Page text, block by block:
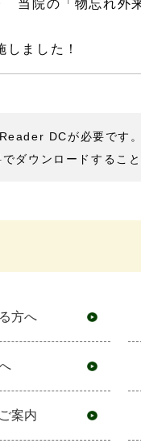
当院の「物忘れ外
ました！
DCが必要です。
ダウンロードすること
方へ
案内